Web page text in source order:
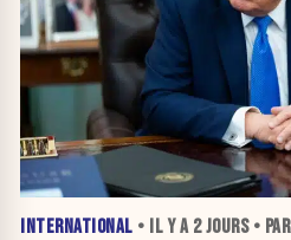
INTERNATIONAL • IL Y A 2 JOURS•